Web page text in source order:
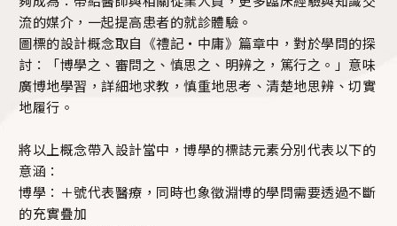
流的媒介，一起提高患者的就診體驗。
圖標的設計概念取自《禮記・中庸》篇章中，對於學問的探
討：「博學之、審問之、慎思之、明辨之，篤行之。」意味
廣博地學習，詳細地求教，慎重地思考、清楚地思辨、切實
地履行。
將以上概念帶入設計當中，博學的標誌元素分別代表以下的
意涵：
博學：＋號代表醫療，同時也象徵淵博的學問需要透過不斷
的充實疊加